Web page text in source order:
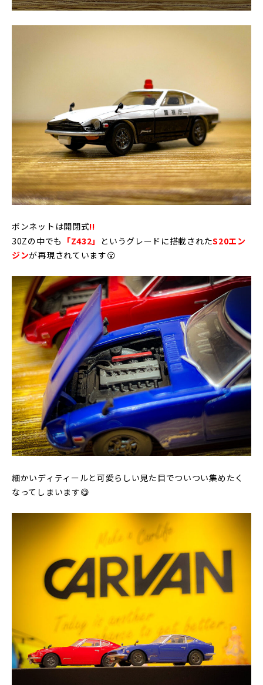
ボンネットは開閉式!!
30Zの中でも 「Z432」 というグレードに搭載されたS20エン
ジンが再現されています😮
細かいディティールと可愛らしい見た目でついつい集めたく
なってしまいます😋